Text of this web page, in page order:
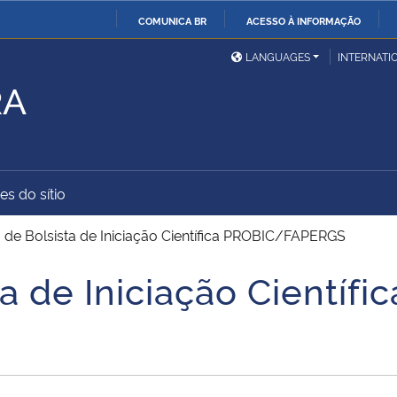
COMUNICA BR ACESSO À INFORMAÇÃO
Ministério da Defesa
Ministério das Relações
Exteriores
Ministério do
Desenvolvimento Regional
União
Advocacia-Geral da União Banco Central do Brasil
LANGUAGES
do sítio
Bolsista de Iniciação Científica PROBIC/FAPERGS
de Iniciação